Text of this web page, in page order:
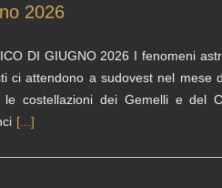
2026
DI GIUGNO 2026 I fenomeni
ci attendono a sudovest nel
costellazioni dei Gemelli e del
[...]